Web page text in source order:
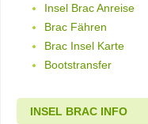
Insel Brac Anreise
Brac Fähren
Brac Insel Karte
Bootstransfer
INSEL BRAC INFO